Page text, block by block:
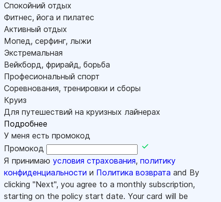
Спокойний отдых
Фитнес, йога и пилатес
Активный отдых
Мопед, серфинг, лыжи
Экстремальная
Вейкборд, фрирайд, борьба
Професиональный спорт
Соревнования, тренировки и сборы
Круиз
Для путешествий на круизных лайнерах
Подробнее
У меня есть промокод
Промокод
Я принимаю условия страхования, политику
конфиденциальности и Политика возврата and By
clicking "Next", you agree to a monthly subscription,
starting on the policy start date. Your card will be